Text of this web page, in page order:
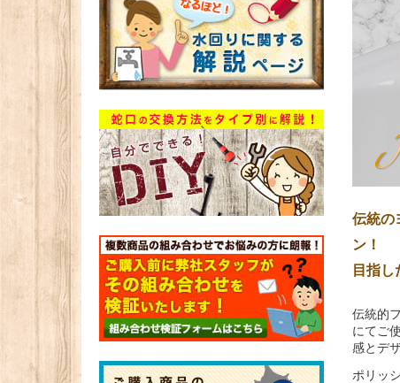
伝統の
ン！
目指し
伝統的
にてご
感とデ
ポリッ